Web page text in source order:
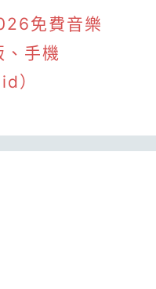
免費音樂
、手機
）